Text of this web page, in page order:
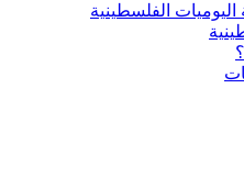
الفلسطينية